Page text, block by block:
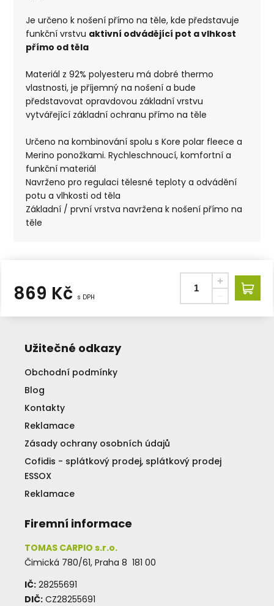
Je určeno k nošení přímo na těle, kde představuje
funkční vrstvu aktivní odvádějící pot a vlhkost
přímo od těla
Materiál z 92% polyesteru má dobré thermo
vlastnosti, je příjemný na nošení a bude
představovat opravdovou základní vrstvu
vytvářející základní ochranu přímo na těle
Určeno na kombinování spolu s Kore polar fleece a
Merino ponožkami. Rychleschnoucí, komfortní a
funkční materiál
Navrženo pro regulaci tělesné teploty a odvádění
potu a vlhkosti od těla
Základní / první vrstva navržena k nošení přímo na
těle
869 Kč s DPH
Užitečné odkazy
Obchodní podmínky
Blog
Kontakty
Reklamace
Zásady ochrany osobních údajů
Cofidis - splátkový prodej, splátkový prodej
ESSOX
Reklamace
Firemní informace
TOMAS CARPIO s.r.o.
Čimická 780/61, Praha 8 181 00
IČ: 28255691
DIČ: CZ28255691